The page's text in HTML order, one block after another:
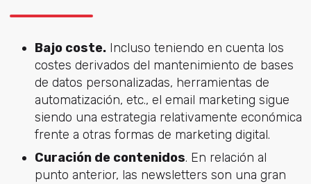
Bajo coste.Incluso teniendo en cuenta los
costes derivados del mantenimiento de bases
de datos personalizadas, herramientas de
automatización, etc., el email marketing sigue
siendo una estrategia relativamente económica
frente a otras formas de marketing digital.
Curación de contenidos. En relación al
punto anterior, las newsletters son una gran